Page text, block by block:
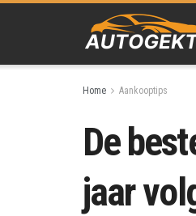
Home Aankooptips
De
jaar